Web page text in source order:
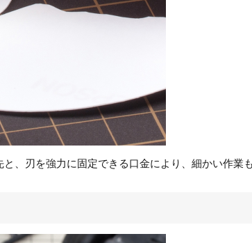
、刃を強力に固定できる口金により、細かい作業